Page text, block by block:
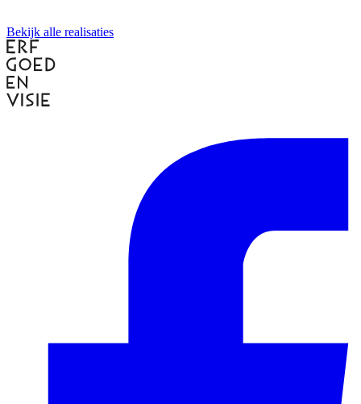
Bekijk alle realisaties